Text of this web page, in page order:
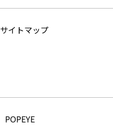
サイトマップ
POPEYE